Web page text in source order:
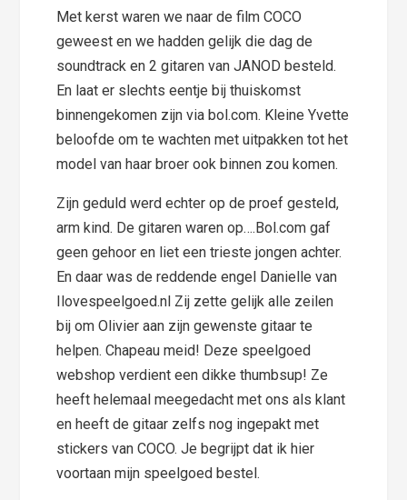
Met kerst waren we naar de film COCO
geweest en we hadden gelijk die dag de
soundtrack en 2 gitaren van JANOD besteld.
En laat er slechts eentje bij thuiskomst
binnengekomen zijn via bol.com. Kleine Yvette
beloofde om te wachten met uitpakken tot het
model van haar broer ook binnen zou komen.
Zijn geduld werd echter op de proef gesteld,
arm kind. De gitaren waren op….Bol.com gaf
geen gehoor en liet een trieste jongen achter.
En daar was de reddende engel Danielle van
Ilovespeelgoed.nl Zij zette gelijk alle zeilen
bij om Olivier aan zijn gewenste gitaar te
helpen. Chapeau meid! Deze speelgoed
webshop verdient een dikke thumbsup! Ze
heeft helemaal meegedacht met ons als klant
en heeft de gitaar zelfs nog ingepakt met
stickers van COCO. Je begrijpt dat ik hier
voortaan mijn speelgoed bestel.